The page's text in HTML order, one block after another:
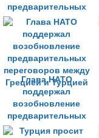
предварительных
переговоров между
Грецией и Турцией
Глава НАТО
поддержал
возобновление
предварительных
переговоров между